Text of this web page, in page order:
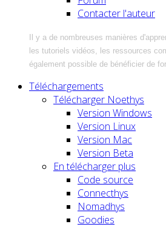
Contacter l'auteur
Il y a de nombreuses manières
les tutoriels vidéos, les ressources
également possible de bénéficier de
Téléchargements
Télécharger Noethys
Version Windows
Version Linux
Version Mac
Version Beta
En télécharger plus
Code source
Connecthys
Nomadhys
Goodies